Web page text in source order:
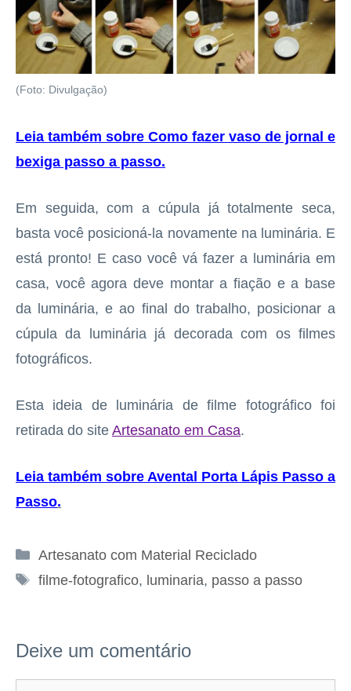
(Foto: Divulgação)
Leia também sobre Como fazer vaso de jornal e
bexiga passo a passo.
Em seguida, com a cúpula já totalmente seca,
basta você posicioná-la novamente na luminária. E
está pronto! E caso você vá fazer a luminária em
casa, você agora deve montar a fiação e a base
da luminária, e ao final do trabalho, posicionar a
cúpula da luminária já decorada com os filmes
fotográficos.
Esta ideia de luminária de filme fotográfico foi
retirada do site Artesanato em Casa.
Leia também sobre Avental Porta Lápis Passo a
Passo.
Categorias
Artesanato com Material Reciclado
Tags
filme-fotografico, luminaria, passo a passo
Deixe um comentário